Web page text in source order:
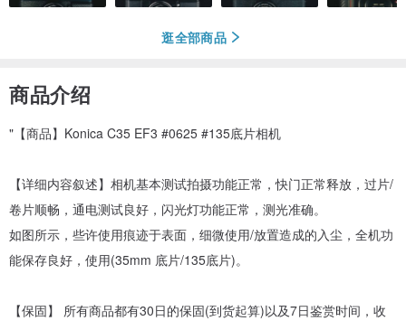
逛全部商品
商品介绍
"【商品】Konica C35 EF3 #0625 #135底片相机
【详细内容叙述】相机基本测试拍摄功能正常，快门正常释放，过片/
卷片顺畅，通电测试良好，闪光灯功能正常，测光准确。
如图所示，些许使用痕迹于表面，细微使用/放置造成的入尘，全机功
能保存良好，使用(35mm 底片/135底片)。
【保固】 所有商品都有30日的保固(到货起算)以及7日鉴赏时间，收